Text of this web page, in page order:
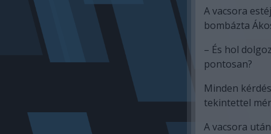
A vacsora
bombázta
– És hol
pontosan?
Minden
tekintettel
A vacsora